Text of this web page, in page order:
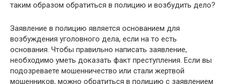
таким образом обратиться в полицию и возбудить дело?
Заявление в полицию является основанием для
возбуждения уголовного дела, если на то есть
основания. Чтобы правильно написать заявление,
необходимо уметь доказать факт преступления. Если вы
подозреваете мошенничество или стали жертвой
мошенников, можно обратиться в полицию с заявлением